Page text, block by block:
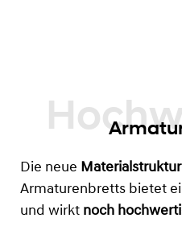
Die neue Materialstruktur
Armaturenbretts bietet
und wirkt noch